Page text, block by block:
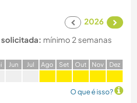
2026
mínimo 2 semanas
Jun Jul Ago Set Out Nov Dez
O que é isso?